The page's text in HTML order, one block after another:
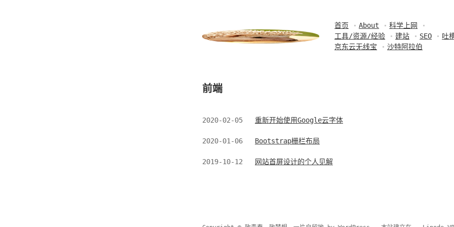
首页 About
科学上网
工具/资源/经验
建站 SEO
吐
京东云无线宝
沙特阿拉伯
前端
2020-02-05 重新开始使用Google云字体
2020-01-06 Bootstrap栅栏布局
2019-10-12 网站首屏设计的个人见解